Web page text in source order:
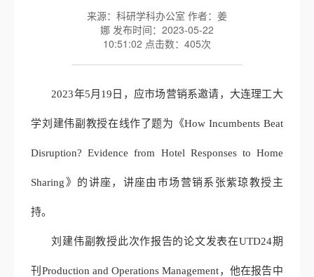
来源：科研学科办公室 作者：姜
娜 发布时间：2023-05-22
10:51:02 点击数： 405次
2023年5月 19 日，应市场营销系邀请，大连理工大
学刘建伟副教授在线作了题为《How Incumbents Beat
Disruption? Evidence from Hotel Responses to Home
Sharing 》的讲座，讲座由市场营销系张紫琼教授主
持。
刘建伟副教授此次作报告的论文发表在UTD24期
刊 Production and Operations Management，他在报告中